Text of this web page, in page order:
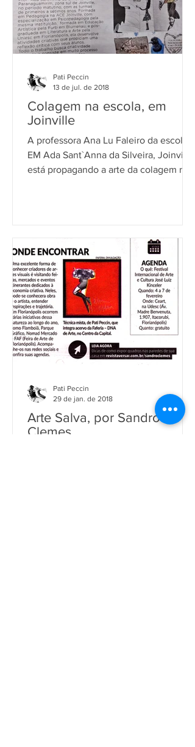
Colagem na escola, em
Joinville
A professora Ana Lu Faleiro da escola
EM Ada Sant`Anna da Silveira, Joinville,
está propagando a arte da colagem nas
Pati Peccin
13 de jul. de 2018
Arte Salva, por Sandro
Clemes
Pati Peccin
29 de jan. de 2018